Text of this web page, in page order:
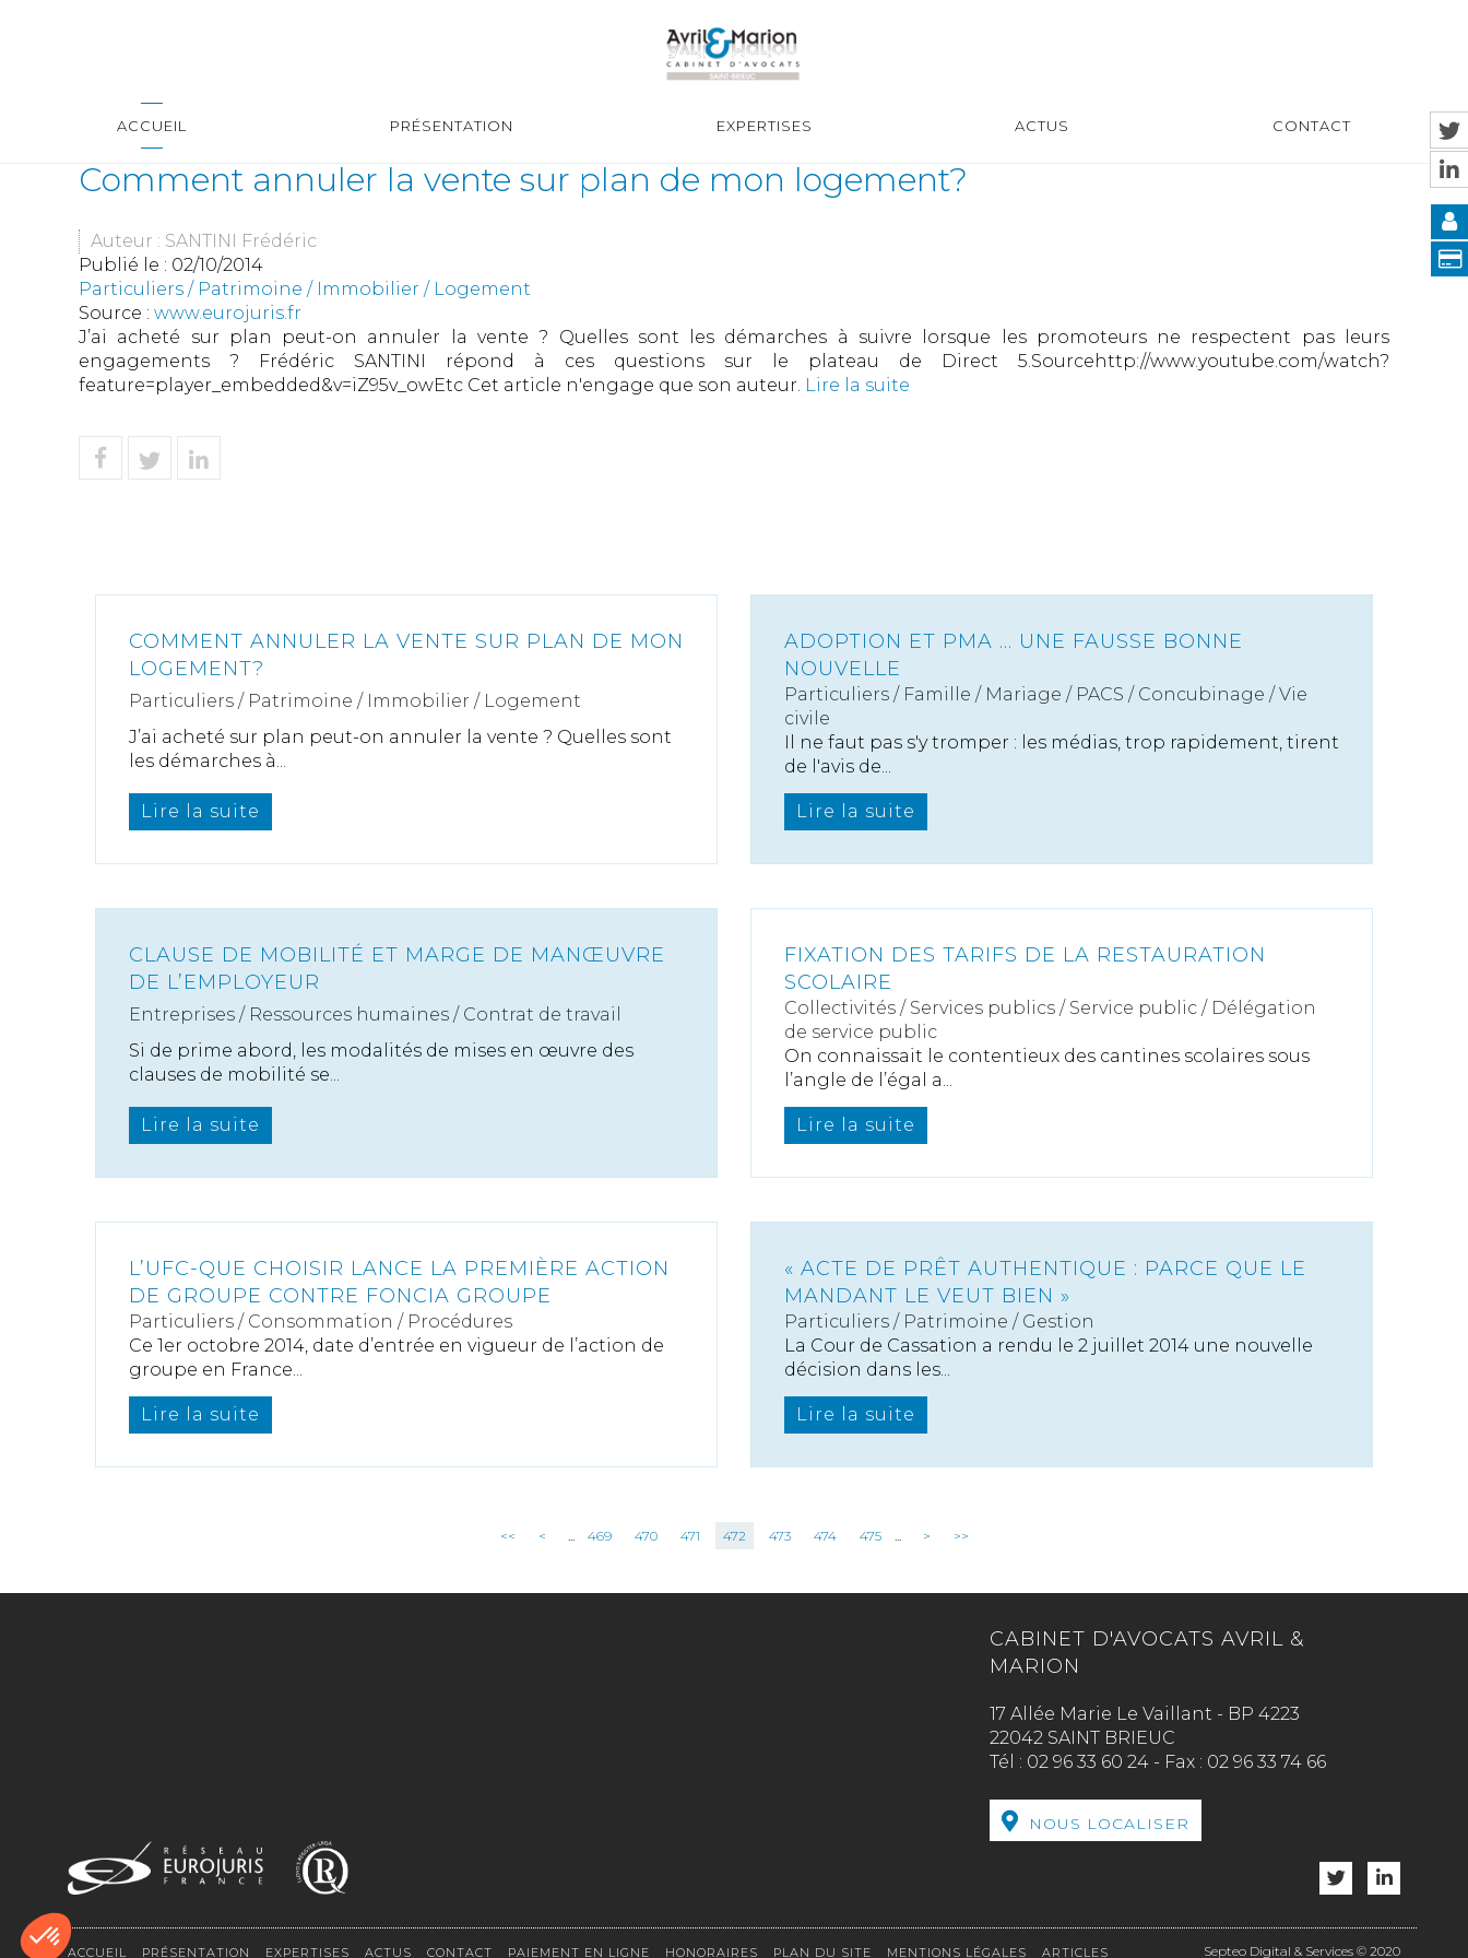
ACCUEIL PRÉSENTATION EXPERTISES ACTUS CONTACT
Comment annuler la vente sur plan de mon logement?
Auteur : SANTINI Frédéric
Publié le : 02/10/2014
Particuliers / Patrimoine / Immobilier / Logement
Source : www.eurojuris.fr
J’ai acheté sur plan peut-on annuler la vente ? Quelles sont les démarches à suivre lorsque les promoteurs ne respectent pas leurs
engagements ? Frédéric SANTINI répond à ces questions sur le plateau de Direct 5.Sourcehttp://www.youtube.com/watch?
feature=player_embedded&v=iZ95v_owEtc Cet article n'engage que son auteur. Lire la suite
COMMENT ANNULER LA VENTE SUR PLAN DE MON
LOGEMENT?
Particuliers / Patrimoine / Immobilier / Logement
J’ai acheté sur plan peut-on annuler la vente ? Quelles sont
les démarches à...
Lire la suite
ADOPTION ET PMA ... UNE FAUSSE BONNE
NOUVELLE
Particuliers / Famille / Mariage / PACS / Concubinage / Vie
civile
Il ne faut pas s'y tromper : les médias, trop rapidement, tirent
de l'avis de...
Lire la suite
CLAUSE DE MOBILITÉ ET MARGE DE MANŒUVRE
DE L’EMPLOYEUR
Entreprises / Ressources humaines / Contrat de travail
Si de prime abord, les modalités de mises en œuvre des
clauses de mobilité se...
Lire la suite
FIXATION DES TARIFS DE LA RESTAURATION
SCOLAIRE
Collectivités / Services publics / Service public / Délégation
de service public
On connaissait le contentieux des cantines scolaires sous
l’angle de l’égal a...
Lire la suite
L’UFC-QUE CHOISIR LANCE LA PREMIÈRE ACTION
DE GROUPE CONTRE FONCIA GROUPE
Particuliers / Consommation / Procédures
Ce 1er octobre 2014, date d’entrée en vigueur de l’action de
groupe en France...
Lire la suite
« ACTE DE PRÊT AUTHENTIQUE : PARCE QUE LE
MANDANT LE VEUT BIEN »
Particuliers / Patrimoine / Gestion
La Cour de Cassation a rendu le 2 juillet 2014 une nouvelle
décision dans les...
Lire la suite
<< < ... 469 470 471 472 473 474 475 ... > >>
CABINET D'AVOCATS AVRIL &
MARION
17 Allée Marie Le Vaillant - BP 4223
22042 SAINT BRIEUC
Tél : 02 96 33 60 24 - Fax : 02 96 33 74 66
NOUS LOCALISER
ACCUEIL PRÉSENTATION EXPERTISES ACTUS CONTACT PAIEMENT EN LIGNE HONORAIRES PLAN DU SITE MENTIONS LÉGALES ARTICLES Septeo Digital & Services © 2020